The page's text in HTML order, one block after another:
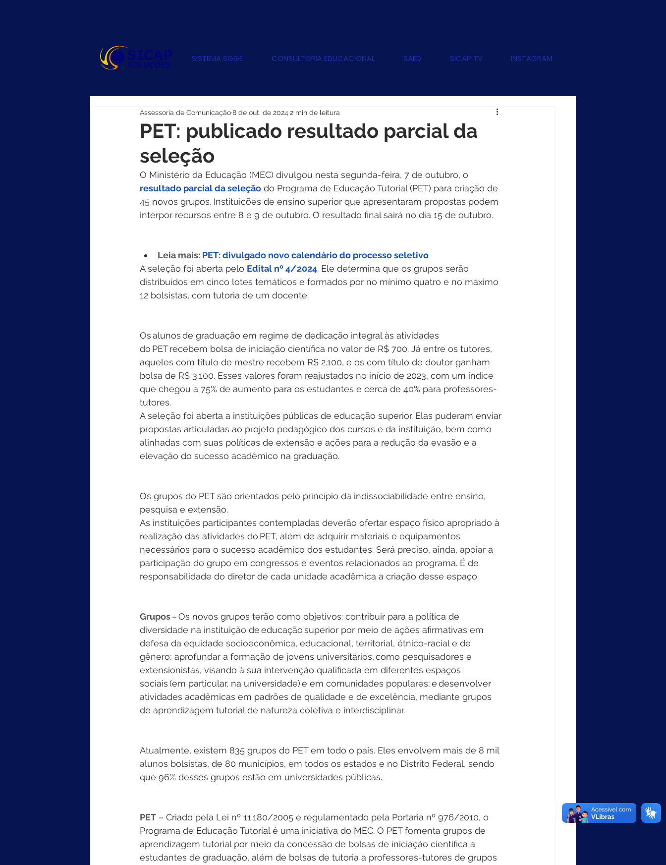
SISTEMA SGGE CONSULTORIA EDUCACIONAL SAED SICAP TV INSTAGRAM
PET: publicado resultado parcial da
seleção
Assessoria de Comunicação8 de out. de 2024 2 min de leitura
O Ministério da Educação (MEC) divulgou nesta segunda-feira, 7 de outubro, o
resultado parcial da seleção do Programa de Educação Tutorial (PET) para criação de
45 novos grupos. Instituições de ensino superior que apresentaram propostas podem
interpor recursos entre 8 e 9 de outubro. O resultado final sairá no dia 15 de outubro.
Leia mais: PET: divulgado novo calendário do processo seletivo
A seleção foi aberta pelo Edital nº 4/2024. Ele determina que os grupos serão
distribuídos em cinco lotes temáticos e formados por no mínimo quatro e no máximo
12 bolsistas, com tutoria de um docente.
Os alunos de graduação em regime de dedicação integral às atividades
do PET recebem bolsa de iniciação científica no valor de R$ 700. Já entre os tutores,
aqueles com título de mestre recebem R$ 2.100, e os com título de doutor ganham
bolsa de R$ 3.100. Esses valores foram reajustados no início de 2023, com um índice
que chegou a 75% de aumento para os estudantes e cerca de 40% para professores-
tutores.
A seleção foi aberta a instituições públicas de educação superior. Elas puderam enviar
propostas articuladas ao projeto pedagógico dos cursos e da instituição, bem como
alinhadas com suas políticas de extensão e ações para a redução da evasão e a
elevação do sucesso acadêmico na graduação.
Os grupos do PET são orientados pelo princípio da indissociabilidade entre ensino,
pesquisa e extensão.
As instituições participantes contempladas deverão ofertar espaço físico apropriado à
realização das atividades do PET, além de adquirir materiais e equipamentos
necessários para o sucesso acadêmico dos estudantes. Será preciso, ainda, apoiar a
participação do grupo em congressos e eventos relacionados ao programa. É de
responsabilidade do diretor de cada unidade acadêmica a criação desse espaço.
Grupos – Os novos grupos terão como objetivos: contribuir para a política de
diversidade na instituição de educação superior por meio de ações afirmativas em
defesa da equidade socioeconômica, educacional, territorial, étnico-racial e de
gênero; aprofundar a formação de jovens universitários, como pesquisadores e
extensionistas, visando à sua intervenção qualificada em diferentes espaços
sociais (em particular, na universidade) e em comunidades populares; e desenvolver
atividades acadêmicas em padrões de qualidade e de excelência, mediante grupos
de aprendizagem tutorial de natureza coletiva e interdisciplinar.
Atualmente, existem 835 grupos do PET em todo o país. Eles envolvem mais de 8 mil
alunos bolsistas, de 80 municípios, em todos os estados e no Distrito Federal, sendo
que 96% desses grupos estão em universidades públicas.
PET – Criado pela Lei nº 11.180/2005 e regulamentado pela Portaria nº 976/2010, o
Programa de Educação Tutorial é uma iniciativa do MEC. O PET fomenta grupos de
aprendizagem tutorial por meio da concessão de bolsas de iniciação científica a
estudantes de graduação, além de bolsas de tutoria a professores-tutores de grupos